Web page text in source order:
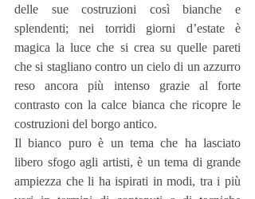
delle sue costruzioni così bianche e
splendenti; nei torridi giorni d’estate è
magica la luce che si crea su quelle pareti
che si stagliano contro un cielo di un azzurro
reso ancora più intenso grazie al forte
contrasto con la calce bianca che ricopre le
costruzioni del borgo antico.
Il bianco puro è un tema che ha lasciato
libero sfogo agli artisti, è un tema di grande
ampiezza che li ha ispirati in modi, tra i più